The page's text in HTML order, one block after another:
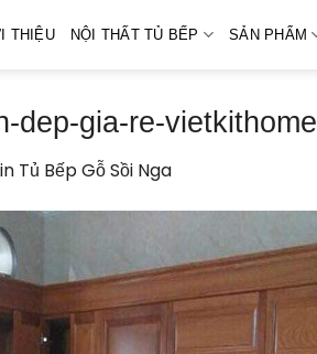
THIỆU NỘI THẤT TỦ BẾP SẢN PHẨM
dep-gia-re-vietkithome
in Tủ Bếp Gỗ Sồi Nga